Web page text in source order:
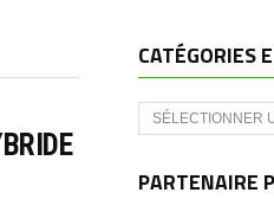
CATÉGORIES
Catégories
et
PARTENAIRE